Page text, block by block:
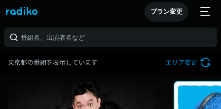
プラン変更
東京都の番組を表示しています エリア変更